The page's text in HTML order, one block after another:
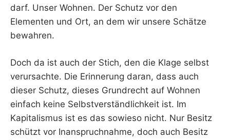
darf. Unser Wohnen. Der Schutz vor den
Elementen und Ort, an dem wir unsere Schätze
bewahren.
Doch da ist auch der Stich, den die Klage selbst
verursachte. Die Erinnerung daran, dass auch
dieser Schutz, dieses Grundrecht auf Wohnen
einfach keine Selbstverständlichkeit ist. Im
Kapitalismus ist es das sowieso nicht. Nur Besitz
schützt vor Inanspruchnahme, doch auch Besitz